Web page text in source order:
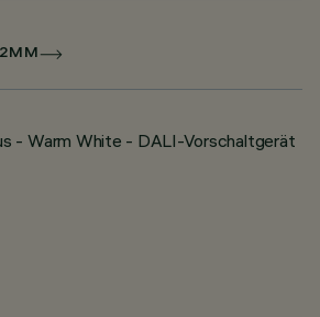
- Warm White - DALI-Vorschaltgerät